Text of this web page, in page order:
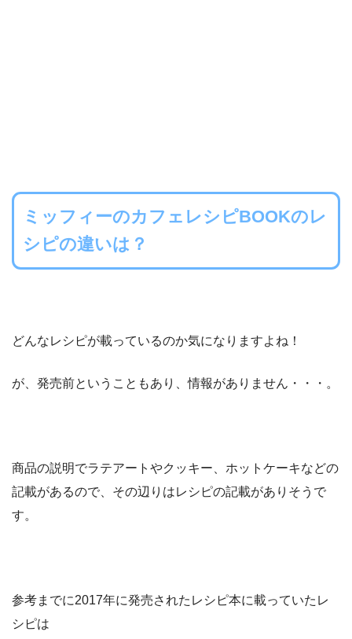
ミッフィーのカフェレシピBOOKのレ
シピの違いは？
どんなレシピが載っているのか気になりますよね！
が、発売前ということもあり、情報がありません・・・。
商品の説明でラテアートやクッキー、ホットケーキなどの
記載があるので、その辺りはレシピの記載がありそうで
す。
参考までに2017年に発売されたレシピ本に載っていたレ
シピは